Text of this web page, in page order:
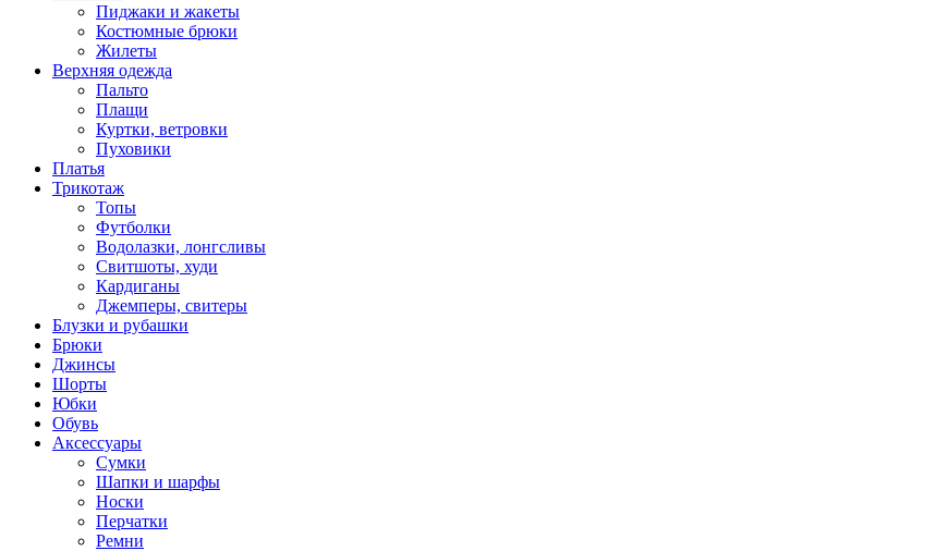
Пиджаки и жакеты
Костюмные брюки
Жилеты
Верхняя одежда
Пальто
Плащи
Куртки, ветровки
Пуховики
Платья
Трикотаж
Топы
Футболки
Водолазки, лонгсливы
Свитшоты, худи
Кардиганы
Джемперы, свитеры
Блузки и рубашки
Брюки
Джинсы
Шорты
Юбки
Обувь
Аксессуары
Сумки
Шапки и шарфы
Носки
Перчатки
Ремни